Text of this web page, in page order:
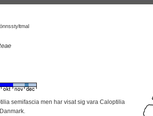
semifascia men har visat sig vara Caloptilia